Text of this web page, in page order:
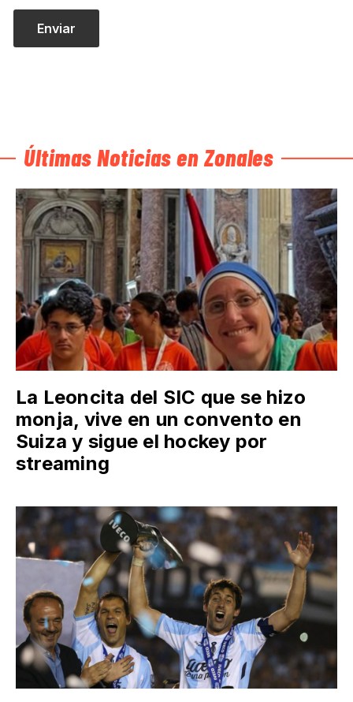
Últimas Noticias en Zonales
La Leoncita del SIC que se hizo
monja, vive en un convento en
Suiza y sigue el hockey por
streaming